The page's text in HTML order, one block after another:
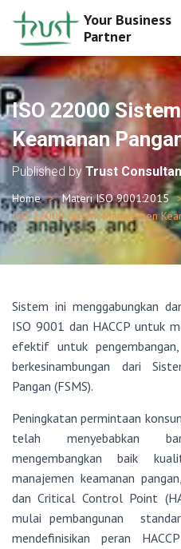
Your Business
Partner
ISO 22000
Keamanan
Published by Trust
Home Materi ISO 9001:2015
ISO 22000 Sistem Manajemen
Sistem ini menggabungkan
ISO 9001 dan HACCP untuk
efektif untuk
berkesinambungan dari
Pangan (FSMS).
Peningkatan permintaan
telah menyebabkan
mengembangkan baik
manajemen keamanan
dan Critical Control Point
mulai pembangunan
mendefinisikan peran